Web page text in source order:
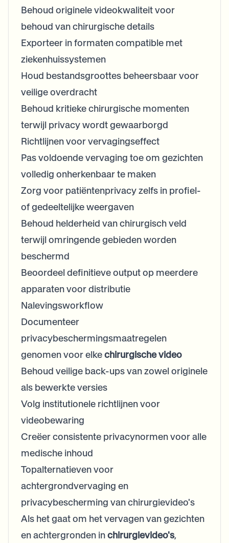
Behoud originele videokwaliteit voor
behoud van chirurgische details
Exporteer in formaten compatible met
ziekenhuissystemen
Houd bestandsgroottes beheersbaar voor
veilige overdracht
Behoud kritieke chirurgische momenten
terwijl privacy wordt gewaarborgd
Richtlijnen voor vervagingseffect
Pas voldoende vervaging toe om gezichten
volledig onherkenbaar te maken
Zorg voor patiëntenprivacy zelfs in profiel-
of gedeeltelijke weergaven
Behoud helderheid van chirurgisch veld
terwijl omringende gebieden worden
beschermd
Beoordeel definitieve output op meerdere
apparaten voor distributie
Nalevingsworkflow
Documenteer
privacybeschermingsmaatregelen
genomen voor elkechirurgische video
Behoud veilige back-ups van zowel originele
als bewerkte versies
Volg institutionele richtlijnen voor
videobewaring
Creëer consistente privacynormen voor alle
medische inhoud
Topalternatieven voor
achtergrondvervaging en
privacybescherming van chirurgievideo's
Als het gaat om het vervagen van gezichten
en achtergronden inchirurgievideo's,